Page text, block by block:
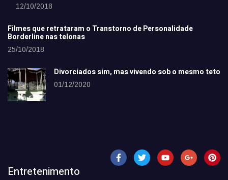
12/10/2018
Filmes que retrataram o Transtorno de Personalidade
Borderline nas telonas
25/10/2018
Divorciados sim, mas vivendo sob o mesmo teto
01/12/2020
Entretenimento